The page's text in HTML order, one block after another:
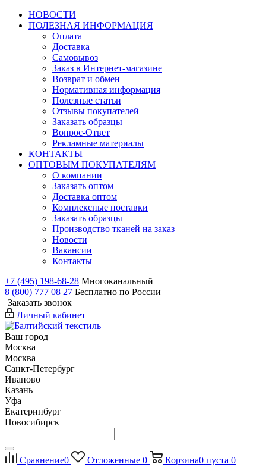
НОВОСТИ
ПОЛЕЗНАЯ ИНФОРМАЦИЯ
Оплата
Доставка
Самовывоз
Заказ в Интернет-магазине
Возврат и обмен
Нормативная информация
Полезные статьи
Отзывы покупателей
Заказать образцы
Вопрос-Ответ
Рекламные материалы
КОНТАКТЫ
ОПТОВЫМ ПОКУПАТЕЛЯМ
О компании
Заказать оптом
Доставка оптом
Комплексные поставки
Заказать образцы
Производство тканей на заказ
Новости
Вакансии
Контакты
+7 (495) 198-68-28 Многоканальный
8 (800) 777 08 27 Бесплатно по России
Заказать звонок
Личный кабинет
Ваш город
Москва
Москва
Санкт-Петербург
Иваново
Казань
Уфа
Екатеринбург
Новосибирск
Сравнение0 Отложенные 0 Корзина0 пуста 0